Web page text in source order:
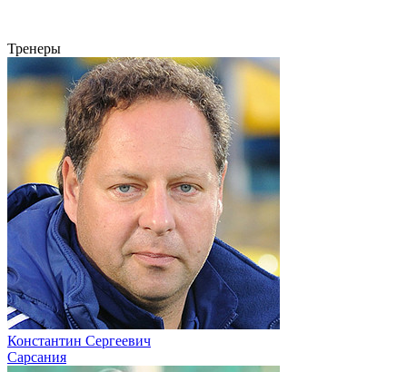
Тренеры
Константин Сергеевич
Сарсания